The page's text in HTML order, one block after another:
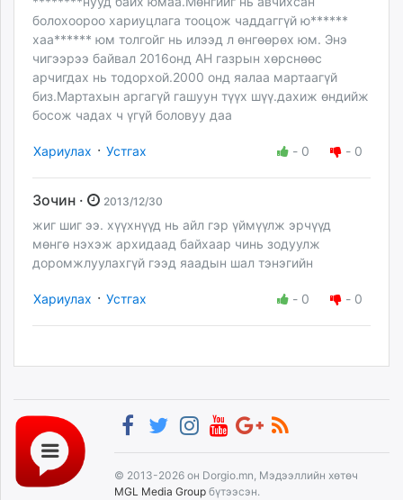
болохоороо хариуцлага тооцож чаддаггүй ю******
хаа****** юм толгойг нь илээд л өнгөөрөх юм. Энэ
чигээрээ байвал 2016онд АН газрын хөрснөөс
арчигдах нь тодорхой.2000 онд яалаа мартаагүй
биз.Мартахын аргагүй гашуун түүх шүү.дахиж өндийж
босож чадах ч үгүй боловуу даа
Хариулах · Устгах - 0 - 0
Зочин · 2013/12/30
жиг шиг ээ. хүүхнүүд нь айл гэр үймүүлж эрчүүд
мөнгө нэхэж архидаад байхаар чинь зодуулж
доромжлуулахгүй гээд яаадын шал тэнэгийн
Хариулах · Устгах - 0 - 0
© 2013-2026 он Dorgio.mn, Мэдээллийн хөтөч
MGL Media Group бүтээсэн.